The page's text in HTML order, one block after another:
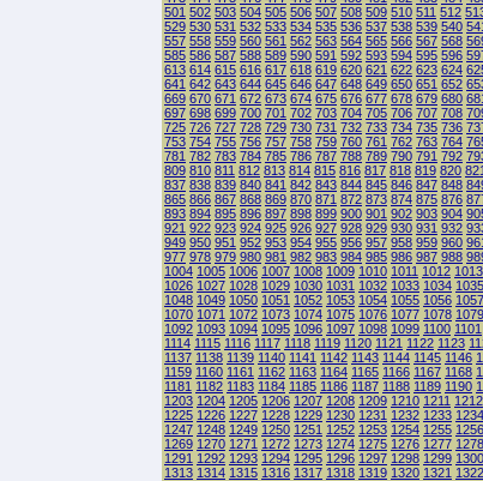
501 502 503 504 505 506 507 508 509 510 511 512
529 530 531 532 533 534 535 536 537 538 539 540
557 558 559 560 561 562 563 564 565 566 567 568
585 586 587 588 589 590 591 592 593 594 595 596
613 614 615 616 617 618 619 620 621 622 623 624
641 642 643 644 645 646 647 648 649 650 651 652
669 670 671 672 673 674 675 676 677 678 679 680
697 698 699 700 701 702 703 704 705 706 707 708
725 726 727 728 729 730 731 732 733 734 735 736
753 754 755 756 757 758 759 760 761 762 763 764
781 782 783 784 785 786 787 788 789 790 791 792
809 810 811 812 813 814 815 816 817 818 819 820 821
837 838 839 840 841 842 843 844 845 846 847 848
865 866 867 868 869 870 871 872 873 874 875 876
893 894 895 896 897 898 899 900 901 902 903 904
921 922 923 924 925 926 927 928 929 930 931 932
949 950 951 952 953 954 955 956 957 958 959 960
977 978 979 980 981 982 983 984 985 986 987 988
1004 1005 1006 1007 1008 1009 1010 1011 1012 1013
1026 1027 1028 1029 1030 1031 1032 1033 1034 1035
1048 1049 1050 1051 1052 1053 1054 1055 1056 1057
1070 1071 1072 1073 1074 1075 1076 1077 1078 1079
1092 1093 1094 1095 1096 1097 1098 1099 1100 1101
1114 1115 1116 1117 1118 1119 1120 1121 1122 1123
1137 1138 1139 1140 1141 1142 1143 1144 1145 1146
1159 1160 1161 1162 1163 1164 1165 1166 1167 1168
1181 1182 1183 1184 1185 1186 1187 1188 1189 1190
1203 1204 1205 1206 1207 1208 1209 1210 1211 1212
1225 1226 1227 1228 1229 1230 1231 1232 1233 1234
1247 1248 1249 1250 1251 1252 1253 1254 1255 1256
1269 1270 1271 1272 1273 1274 1275 1276 1277 1278
1291 1292 1293 1294 1295 1296 1297 1298 1299 1300
1313 1314 1315 1316 1317 1318 1319 1320 1321 1322